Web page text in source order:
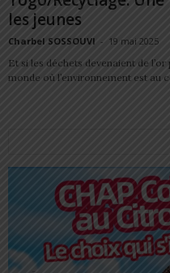
les jeunes
Charbel SOSSOUVI - 19 mai 2025
Et si les déchets devenaient de
monde où l’environnement est au